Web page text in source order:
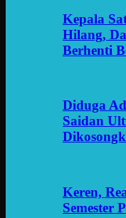
Kepala
Hilang,
Berhenti
Diduga
Saidan
Keren,
Semester